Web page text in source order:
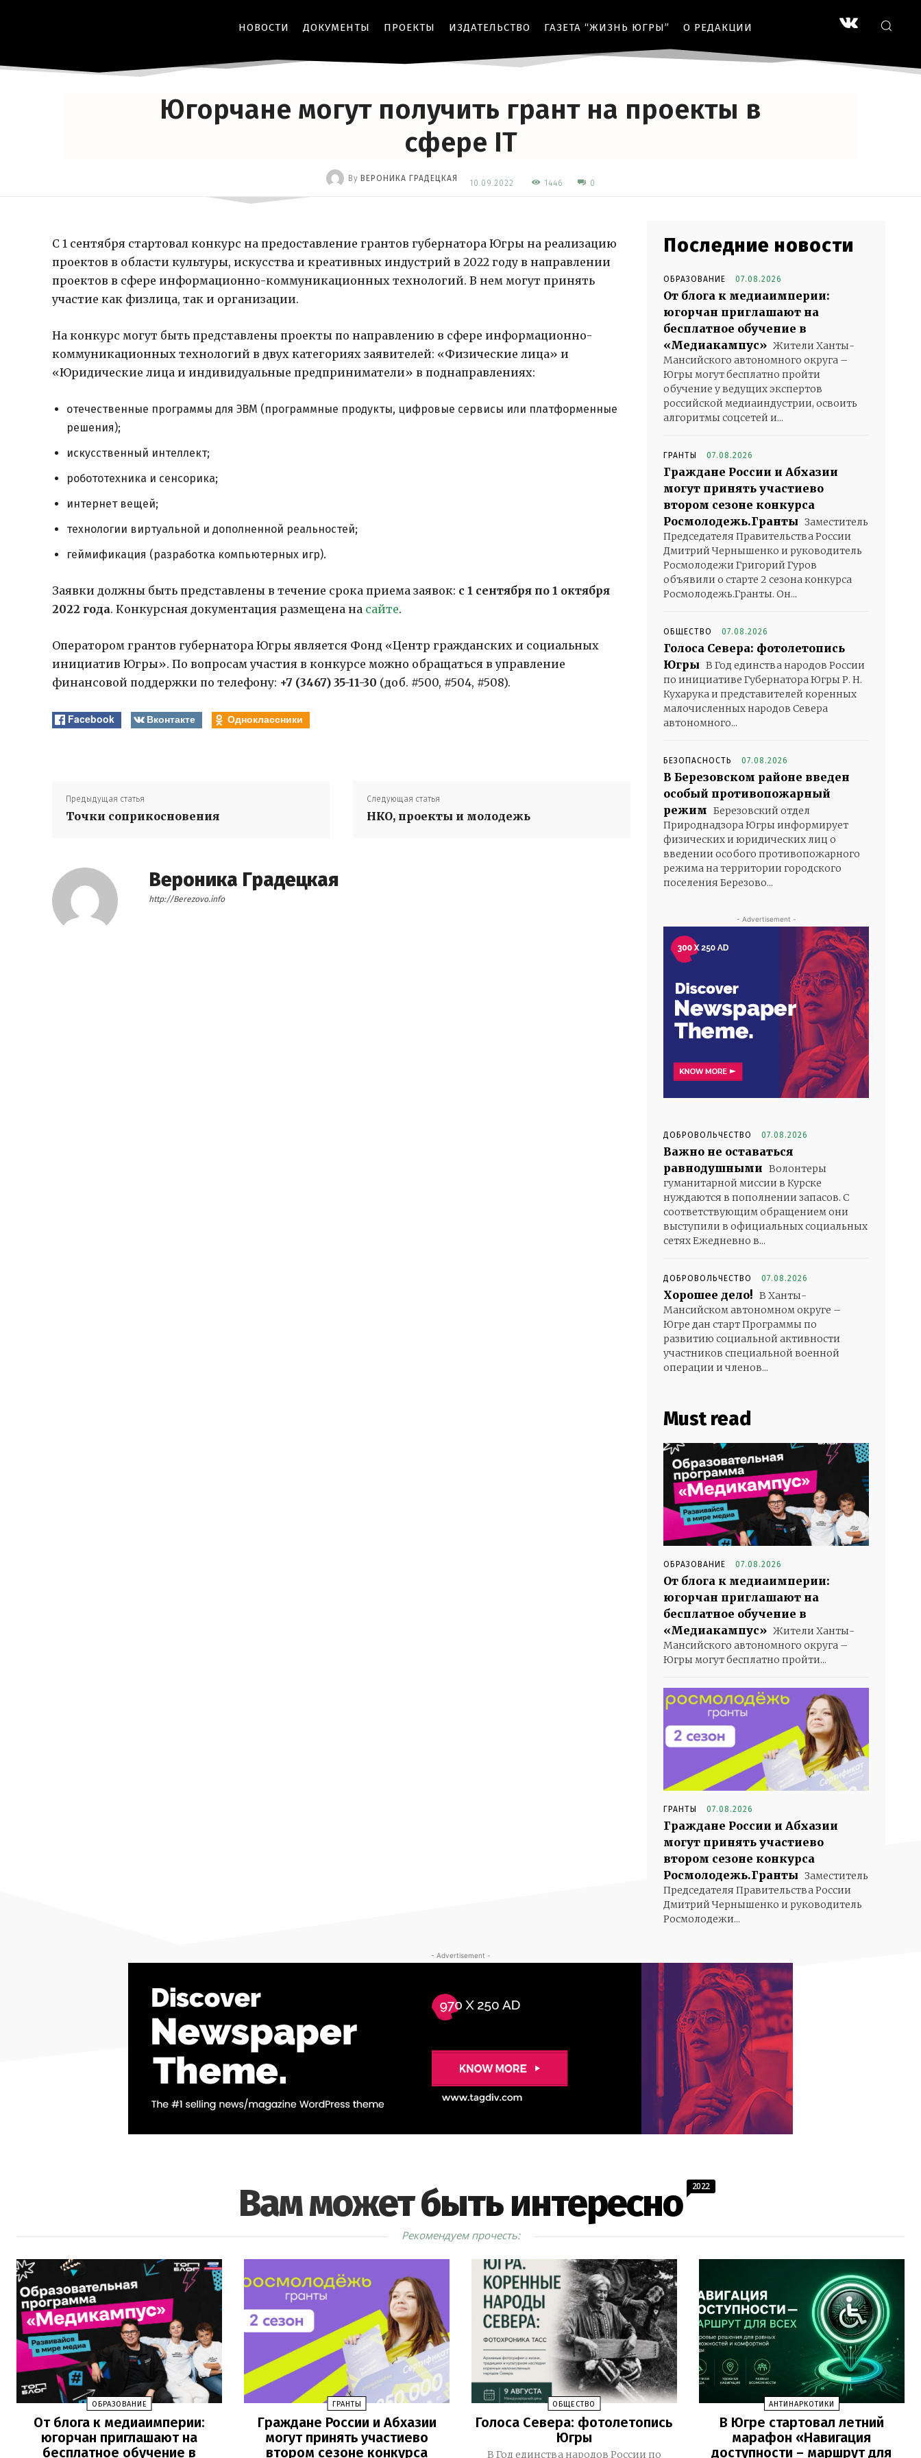
НОВОСТИ ДОКУМЕНТЫ ПРОЕКТЫ ИЗДАТЕЛЬСТВО ГАЗЕТА “ЖИЗНЬ ЮГРЫ” О РЕДАКЦИИ
Югорчане могут получить грант на проекты в
сфере IT
By ВЕРОНИКА ГРАДЕЦКАЯ 10.09.2022 1446 0
С 1 сентября стартовал конкурс на предоставление грантов губернатора Югры на реализацию
проектов в области культуры, искусства и креативных индустрий в 2022 году в направлении
проектов в сфере информационно-коммуникационных технологий. В нем могут принять
участие как физлица, так и организации.
На конкурс могут быть представлены проекты по направлению в сфере информационно-
коммуникационных технологий в двух категориях заявителей: «Физические лица» и
«Юридические лица и индивидуальные предприниматели» в поднаправлениях:
отечественные программы для ЭВМ (программные продукты, цифровые сервисы или платформенные
решения);
искусственный интеллект;
робототехника и сенсорика;
интернет вещей;
технологии виртуальной и дополненной реальностей;
геймификация (разработка компьютерных игр).
Заявки должны быть представлены в течение срока приема заявок: с 1 сентября по 1 октября
2022 года. Конкурсная документация размещена на сайте.
Оператором грантов губернатора Югры является Фонд «Центр гражданских и социальных
инициатив Югры». По вопросам участия в конкурсе можно обращаться в управление
финансовой поддержки по телефону: +7 (3467) 35-11-30 (доб. #500, #504, #508).
Facebook Вконтакте Одноклассники
Предыдущая статья
Точки соприкосновения
Следующая статья
НКО, проекты и молодежь
Вероника Градецкая
http://Berezovo.info
Последние новости
ОБРАЗОВАНИЕ 07.08.2026
От блога к медиаимперии:
югорчан приглашают на
бесплатное обучение в
«Медиакампус» Жители Ханты-
Мансийского автономного округа –
Югры могут бесплатно пройти
обучение у ведущих экспертов
российской медиаиндустрии, освоить
алгоритмы соцсетей и...
ГРАНТЫ 07.08.2026
Граждане России и Абхазии
могут принять участиево
втором сезоне конкурса
Росмолодежь.Гранты Заместитель
Председателя Правительства России
Дмитрий Чернышенко и руководитель
Росмолодежи Григорий Гуров
объявили о старте 2 сезона конкурса
Росмолодежь.Гранты. Он...
ОБЩЕСТВО 07.08.2026
Голоса Севера: фотолетопись
Югры В Год единства народов России
по инициативе Губернатора Югры Р. Н.
Кухарука и представителей коренных
малочисленных народов Севера
автономного...
БЕЗОПАСНОСТЬ 07.08.2026
В Березовском районе введен
особый противопожарный
режим Березовский отдел
Природнадзора Югры информирует
физических и юридических лиц о
введении особого противопожарного
режима на территории городского
поселения Березово...
- Advertisement -
ДОБРОВОЛЬЧЕСТВО 07.08.2026
Важно не оставаться
равнодушными Волонтеры
гуманитарной миссии в Курске
нуждаются в пополнении запасов. С
соответствующим обращением они
выступили в официальных социальных
сетях Ежедневно в...
ДОБРОВОЛЬЧЕСТВО 07.08.2026
Хорошее дело! В Ханты-
Мансийском автономном округе –
Югре дан старт Программы по
развитию социальной активности
участников специальной военной
операции и членов...
Must read
ОБРАЗОВАНИЕ 07.08.2026
От блога к медиаимперии:
югорчан приглашают на
бесплатное обучение в
«Медиакампус» Жители Ханты-
Мансийского автономного округа –
Югры могут бесплатно пройти...
ГРАНТЫ 07.08.2026
Граждане России и Абхазии
могут принять участиево
втором сезоне конкурса
Росмолодежь.Гранты Заместитель
Председателя Правительства России
Дмитрий Чернышенко и руководитель
Росмолодежи...
- Advertisement -
Вам может быть интересно 2022
Рекомендуем прочесть:
ОБРАЗОВАНИЕ
От блога к медиаимперии:
югорчан приглашают на
бесплатное обучение в
ГРАНТЫ
Граждане России и Абхазии
могут принять участиево
втором сезоне конкурса
ОБЩЕСТВО
Голоса Севера: фотолетопись
Югры
В Год единства народов России по
АНТИНАРКОТИКИ
В Югре стартовал летний
марафон «Навигация
доступности – маршрут для